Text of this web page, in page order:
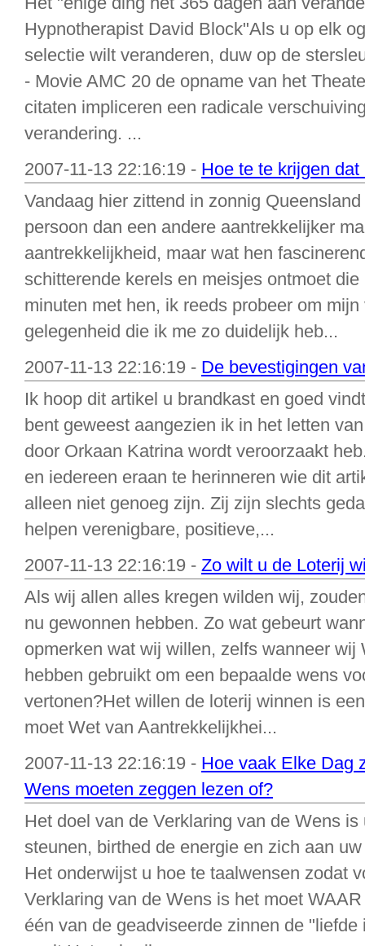
Hypnotherapist David Block"Als u op elk
selectie wilt veranderen, duw op de
- Movie AMC 20 de opname van het
citaten impliceren een radicale
verandering. ...
2007-11-13 22:16:19 - Hoe te te krijgen
Vandaag hier zittend in zonnig
persoon dan een andere aantrekkelijker
aantrekkelijkheid, maar wat hen
schitterende kerels en meisjes ontmoet
minuten met hen, ik reeds probeer om
gelegenheid die ik me zo duidelijk heb...
2007-11-13 22:16:19 - De bevestigingen
Ik hoop dit artikel u brandkast en goed
bent geweest aangezien ik in het letten
door Orkaan Katrina wordt veroorzaakt
en iedereen eraan te herinneren wie dit
alleen niet genoeg zijn. Zij zijn slechts
helpen verenigbare, positieve,...
2007-11-13 22:16:19 - Zo wilt u de Loterij
Als wij allen alles kregen wilden wij,
nu gewonnen hebben. Zo wat gebeurt
opmerken wat wij willen, zelfs wanneer wij
hebben gebruikt om een bepaalde wens
vertonen?Het willen de loterij winnen is
moet Wet van Aantrekkelijkhei...
2007-11-13 22:16:19 - Hoe vaak Elke Dag
Wens moeten zeggen lezen of?
Het doel van de Verklaring van de Wens
steunen, birthed de energie en zich aan
Het onderwijst u hoe te taalwensen zodat
Verklaring van de Wens is het moet
één van de geadviseerde zinnen de